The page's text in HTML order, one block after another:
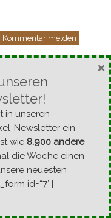
Kommentar melden
H&auml
um 12:38
finde ich
in unseren
Newsletter ein
wie 8.900 andere
die Woche einen
neuesten
id=“7″]
×